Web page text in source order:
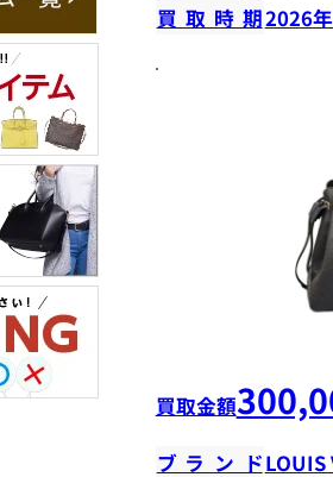
買取時期2026
買取金額
ブランドLOUIS